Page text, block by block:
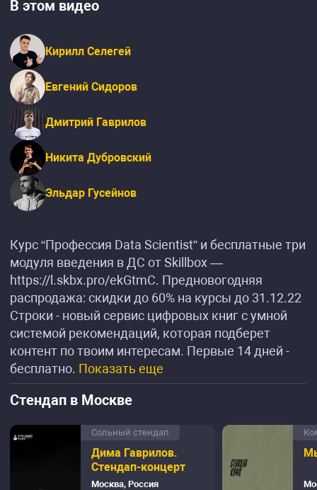
В этом видео
Кирилл Селегей
Евгений Сидоров
Дмитрий Гаврилов
Никита Дубровский
Эльдар Гусейнов
Курс “Профессия Data Scientist” и бесплатные три
модуля введения в ДС от Skillbox —
https://l.skbx.pro/ekGtmC. Предновогодняя
распродажа: скидки до 60% на курсы до 31.12.22
Строки - новый сервис цифровых книг с умной
системой рекомендаций, которая подберет
контент по твоим интересам. Первые 14 дней -
бесплатно. Показать еще
Стендап в Москве
Сольный стендап
Дима Гаврилов.
Стендап-концерт
Москва, Россия